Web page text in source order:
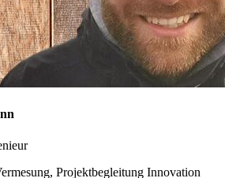
Projektbegleitung Innovation